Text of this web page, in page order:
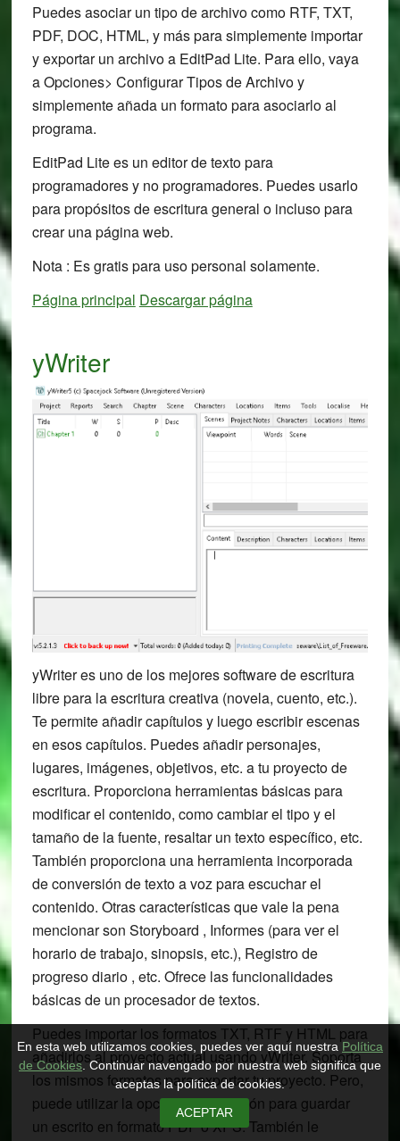
Puedes asociar un tipo de archivo como RTF, TXT,
PDF, DOC, HTML, y más para simplemente importar
y exportar un archivo a EditPad Lite. Para ello, vaya
a Opciones> Configurar Tipos de Archivo y
simplemente añada un formato para asociarlo al
programa.
EditPad Lite es un editor de texto para
programadores y no programadores. Puedes usarlo
para propósitos de escritura general o incluso para
crear una página web.
Nota : Es gratis para uso personal solamente.
Página principal Descargar página
yWriter
yWriter es uno de los mejores software de escritura
libre para la escritura creativa (novela, cuento, etc.).
Te permite añadir capítulos y luego escribir escenas
en esos capítulos. Puedes añadir personajes,
lugares, imágenes, objetivos, etc. a tu proyecto de
escritura. Proporciona herramientas básicas para
modificar el contenido, como cambiar el tipo y el
tamaño de la fuente, resaltar un texto específico, etc.
También proporciona una herramienta incorporada
de conversión de texto a voz para escuchar el
contenido. Otras características que vale la pena
mencionar son Storyboard , Informes (para ver el
horario de trabajo, sinopsis, etc.), Registro de
progreso diario , etc. Ofrece las funcionalidades
básicas de un procesador de textos.
Puedes importar los formatos TXT, RTF y HTML para
añadirlos al proyecto actual usando yWriter. Soporta
los mismos formatos para exportar tu proyecto. Pero,
puede utilizar la opción de impresión para guardar
un escrito en formato PDF o XPS. También le
En esta web utilizamos cookies, puedes ver aquí nuestra Política
de Cookies. Continuar navengado por nuestra web significa que
aceptas la política de cookies.
ACEPTAR